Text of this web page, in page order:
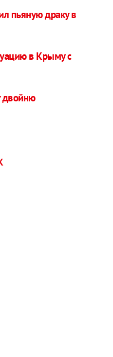
пьяную драку в
в Крыму с
двойню